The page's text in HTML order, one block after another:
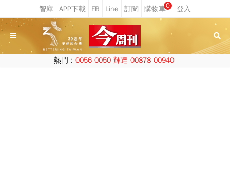
0
熱門： 0056 0050 輝達 00878 00940